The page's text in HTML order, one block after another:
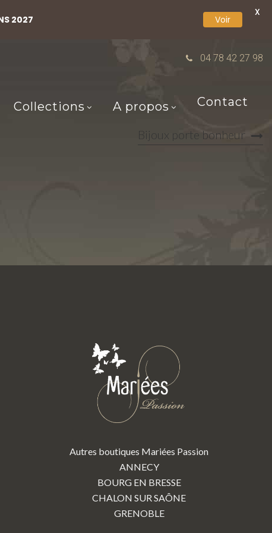
04 78 42 27 98
Collections A propos Contact
Bijoux porte bonheur
Autres boutiques Mariées Passion
ANNECY
BOURG EN BRESSE
CHALON SUR SAÔNE
GRENOBLE
2027 Voir
X